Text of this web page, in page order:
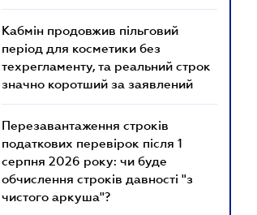
Кабмін продовжив пільговий
період для косметики без
техрегламенту, та реальний строк
значно коротший за заявлений
Перезавантаження строків
податкових перевірок після 1
серпня 2026 року: чи буде
обчислення строків давності "з
чистого аркуша"?